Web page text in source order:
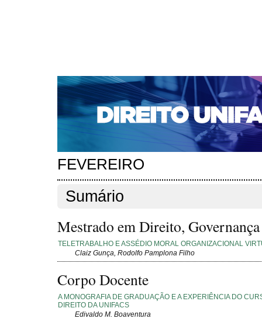
CAPA SOBRE ACESSO CADASTRO
NOTÍCIAS
EDIÇÕES DE Nº 1 A 100 WEBMAIL
Capa>Edições anteriores>n. 248 (2021)
n. 248 (2021)
FEVEREIRO
Sumário
Mestrado em Direito,
TELETRABALHO E ASSÉDIO MORAL ORGANIZACIONAL
Claiz Gunça, Rodolfo Pamplona Filho
Corpo Docente
A MONOGRAFIA DE GRADUAÇÃO E A EXPERIÊNCIA DO
DIREITO DA UNIFACS
Edivaldo M. Boaventura